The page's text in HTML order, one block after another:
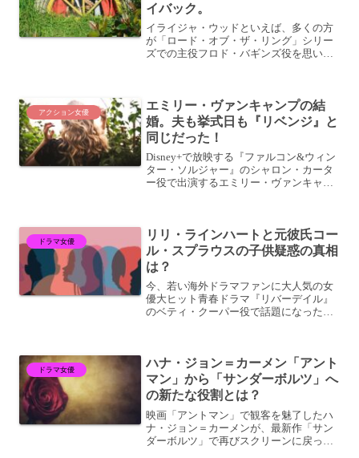
イバック。
イライジャ・ウッドといえば、多くの方
が「ロード・オブ・ザ・リング」シリー
ズでの主役フロド・バギンズ役を思い浮
ャ・ウッドの現在。驚くべき...
アクション女優
エミリー・ヴァンキャンプの結
婚。夫も挙式日も『リベンジ』と
同じだった！
Disney+で放映する『ファルコン&ウィン
ター・ソルジャー』のシャロン・カータ
ー役で出演するエミリー・ヴァンキャン
ドラマ女優
リリ・ラインハートと元彼氏コー
ル・スプラウスの子供疑惑の真相
は？
今、若い海外ドラマファンに大人気の女
優大ヒット青春ドラマ『リバーデイル』
のベティ・クーパー役で話題になったリ
そしてセクシャリティに迫...
ドラマ女優
ハナ・ジョン＝カーメン「アント
マン」から「サンダーボルツ」へ
の新たな役割とは？
映画「アントマン」で観客を魅了したハ
ナ・ジョン＝カーメンが、最新作「サン
ダーボルツ」で再びスクリーンに戻って